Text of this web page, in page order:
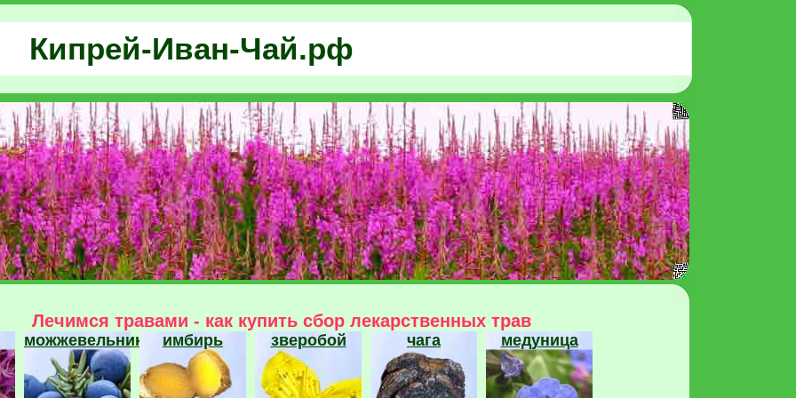
Кипрей-Иван-Чай.рф
Лечимся травами - как купить сбор лекарственных трав
можжевельник имбирь зверобой чага медуница